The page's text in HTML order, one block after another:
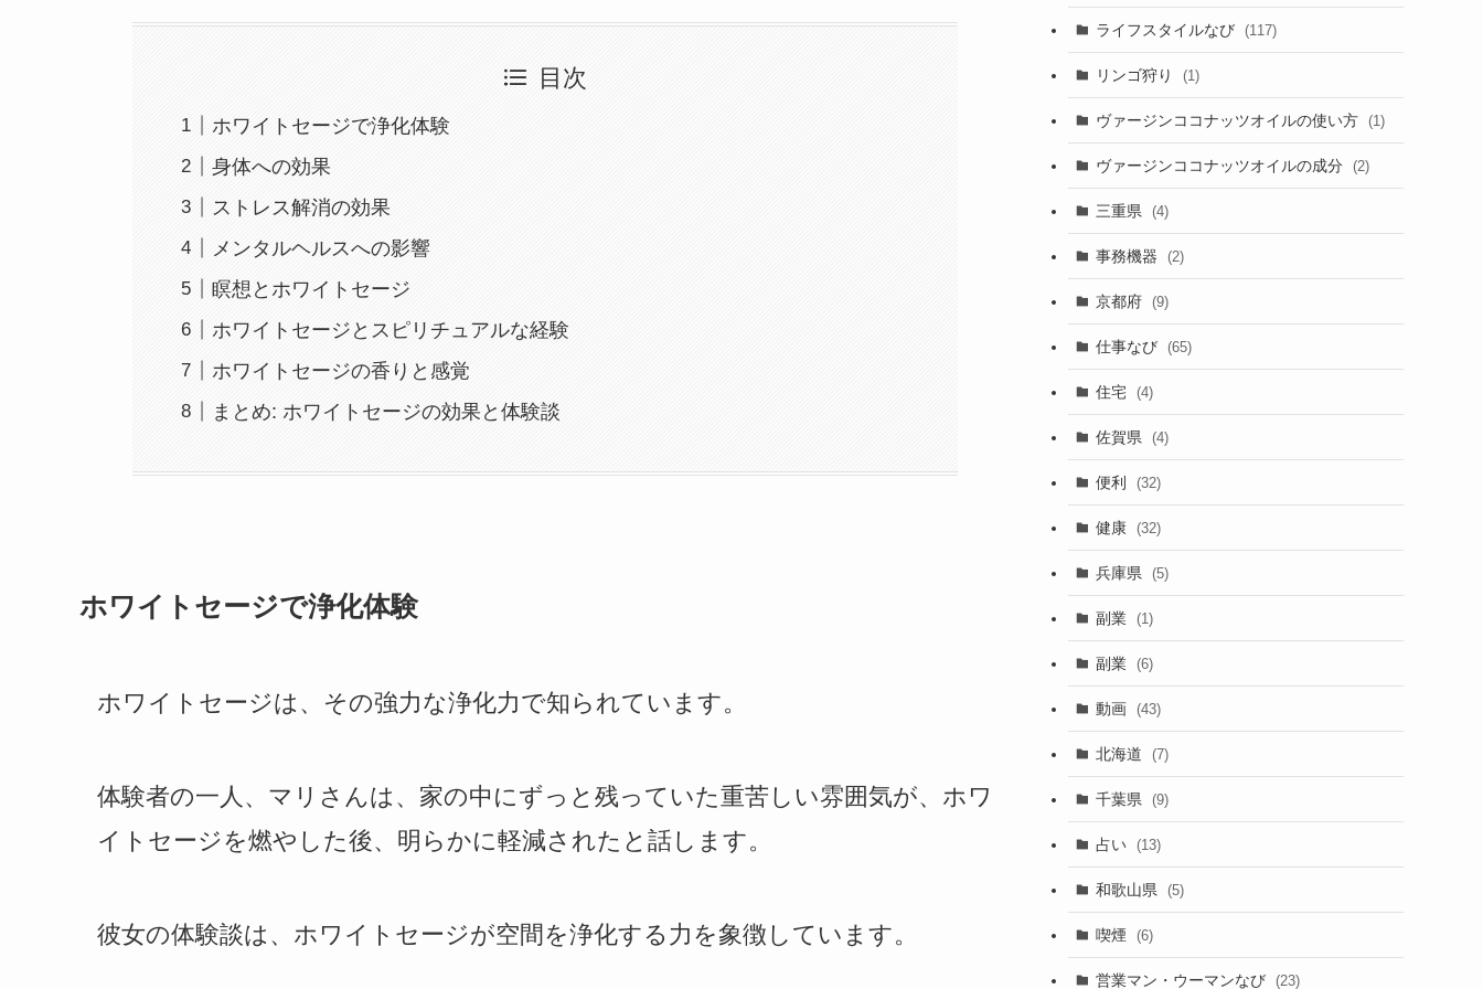
目次
ホワイトセージで浄化体験
身体への効果
ストレス解消の効果
メンタルヘルスへの影響
瞑想とホワイトセージ
ホワイトセージとスピリチュアルな経験
ホワイトセージの香りと感覚
まとめ: ホワイトセージの効果と体験談
ホワイトセージで浄化体験
ホワイトセージは、その強力な浄化力で知られています。
体験者の一人、マリさんは、家の中にずっと残っていた重苦しい雰囲気が、ホワ
イトセージを燃やした後、明らかに軽減されたと話します。
彼女の体験談は、ホワイトセージが空間を浄化する力を象徴しています。
ライフスタイルなび (117)
リンゴ狩り (1)
ヴァージンココナッツオイルの使い方 (1)
ヴァージンココナッツオイルの成分 (2)
三重県 (4)
事務機器 (2)
京都府 (9)
仕事なび (65)
住宅 (4)
佐賀県 (4)
便利 (32)
健康 (32)
兵庫県 (5)
副業 (1)
副業 (6)
動画 (43)
北海道 (7)
千葉県 (9)
占い (13)
和歌山県 (5)
喫煙 (6)
営業マン・ウーマンなび (23)